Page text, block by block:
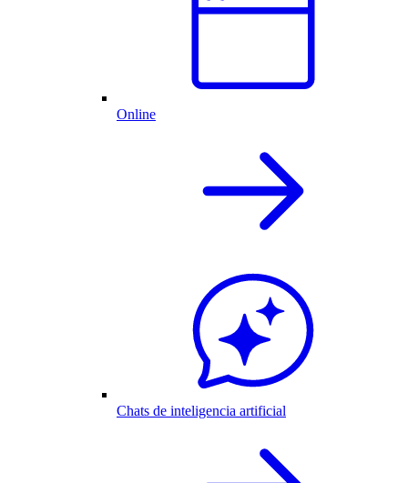
Online
Chats de inteligencia artificial